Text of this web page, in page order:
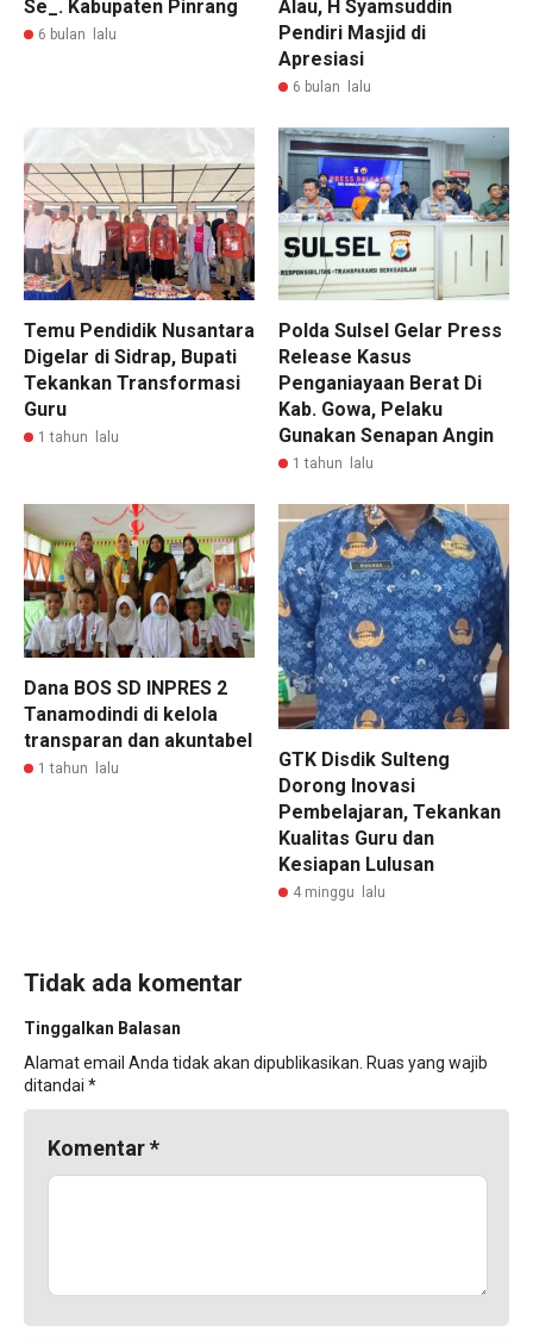
Se_. Kabupaten Pinrang
6 bulan lalu
Alau, H Syamsuddin
Pendiri Masjid di
Apresiasi
6 bulan lalu
Temu Pendidik Nusantara
Digelar di Sidrap, Bupati
Tekankan Transformasi
Guru
1 tahun lalu
Polda Sulsel Gelar Press
Release Kasus
Penganiayaan Berat Di
Kab. Gowa, Pelaku
Gunakan Senapan Angin
1 tahun lalu
Dana BOS SD INPRES 2
Tanamodindi di kelola
transparan dan akuntabel
1 tahun lalu
GTK Disdik Sulteng
Dorong Inovasi
Pembelajaran, Tekankan
Kualitas Guru dan
Kesiapan Lulusan
4 minggu lalu
Tidak ada komentar
Tinggalkan Balasan
Alamat email Anda tidak akan dipublikasikan. Ruas yang wajib
ditandai *
Komentar*